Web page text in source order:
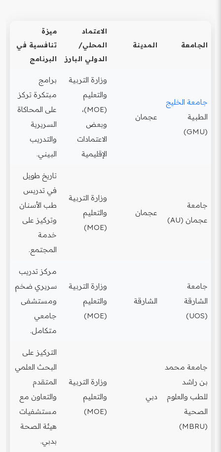
الجامعة المدينة
الاعتماد
المحلي/
الدولي البارز
ميزة
تنافسية في
البرنامج
جامعة الخليج
الطبية
(GMU)
عجمان
وزارة التربية
والتعليم
(MOE)،
وبعض
الاعتمادات
الإقليمية
برامج
مبتكرة تركز
على المحاكاة
السريرية
والتدريب
البيني.
جامعة
عجمان (AU)
عجمان
وزارة التربية
والتعليم
(MOE)
تاريخ طويل
في تدريس
طب الأسنان
وتركيز على
خدمة
المجتمع.
جامعة
الشارقة
(UOS)
الشارقة
وزارة التربية
والتعليم
(MOE)
مركز تدريب
سريري ضخم
ومستشفى
جامعي
متكامل.
جامعة محمد
بن راشد
للطب والعلوم
الصحية
(MBRU)
دبي
وزارة التربية
والتعليم
(MOE)
التركيز على
البحث العلمي
المتقدم
والتعاون مع
مستشفيات
هيئة الصحة
بدبي.